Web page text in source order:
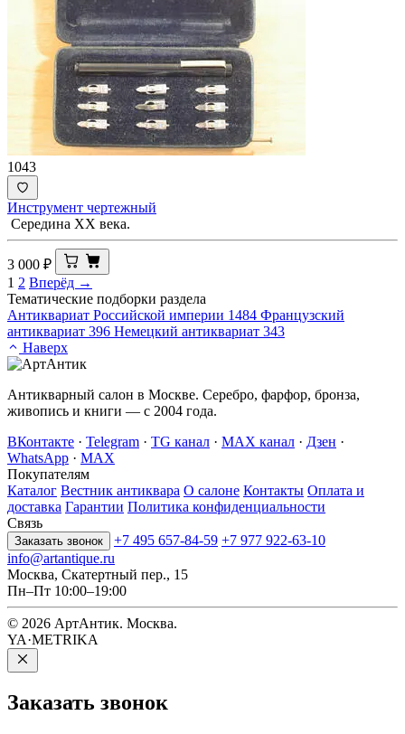
1043
Инструмент чертежный
Середина ХХ века.
3 000 ₽
1 2 Вперёд →
Тематические подборки раздела
Антиквариат Российской империи 1484 Французский
антиквариат 396 Немецкий антиквариат 343
Наверх
Антикварный салон в Москве. Серебро, фарфор, бронза,
живопись и книги — с 2004 года.
ВКонтакте · Telegram · TG канал · MAX канал · Дзен ·
WhatsApp · MAX
Покупателям
Каталог Вестник антиквара О салоне Контакты Оплата и
доставка Гарантии Политика конфиденциальности
Связь
Заказать звонок +7 495 657-84-59 +7 977 922-63-10
info@artantique.ru
Москва, Скатертный пер., 15
Пн–Пт 10:00–19:00
© 2026 АртАнтик. Москва.
YA·METRIKA
Заказать звонок